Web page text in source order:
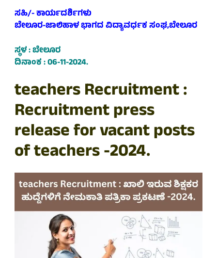
ಸಹಿ/- ಕಾರ್ಯದರ್ಶಿಗಳು
ಬೇಲೂರ-ಜಾಲಿಹಾಳ ಭಾಗದ ವಿದ್ಯಾವರ್ಧಕ ಸಂಘ,ಬೇಲೂರ
ಸ್ಥಳ : ಬೇಲೂರ
ದಿನಾಂಕ :06-11-2024.
teachers Recruitment :
Recruitment press
release for vacant posts
of teachers -2024.